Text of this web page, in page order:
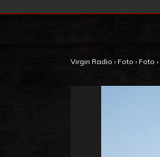
Virgin Radio › Foto › Foto ›